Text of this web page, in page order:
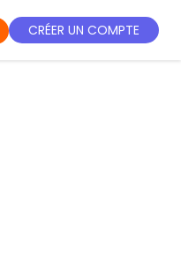
CRÉER UN COMPTE